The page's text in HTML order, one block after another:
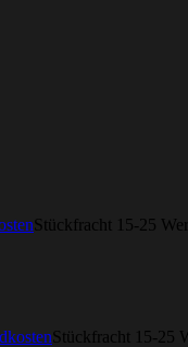
Stückfracht 15-25
Stückfracht 15-25